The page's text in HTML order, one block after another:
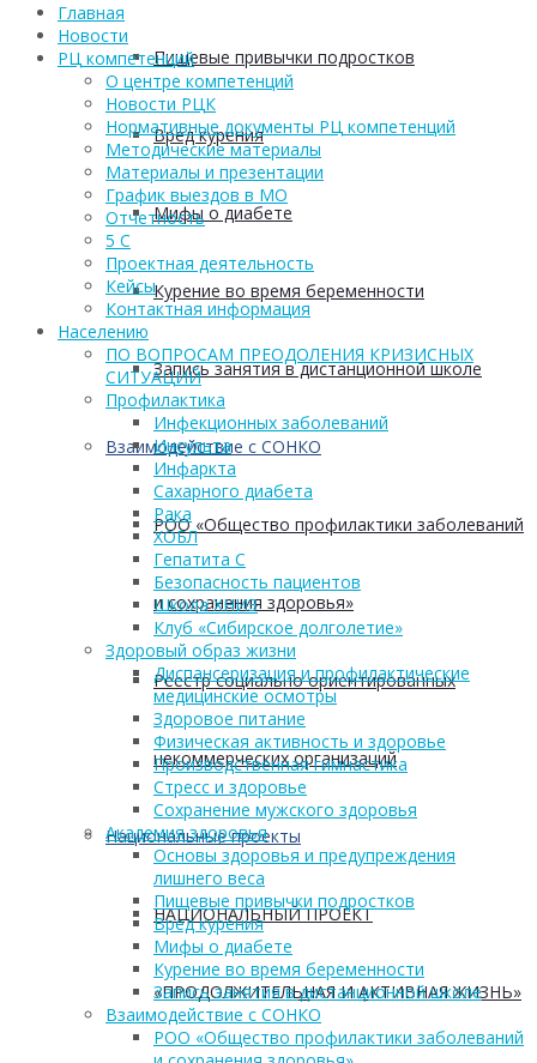
Пищевые привычки подростков
Вред курения
Мифы о диабете
Курение во время беременности
Запись занятия в дистанционной школе
Взаимодействие с СОНКО
РОО «Общество профилактики заболеваний
и сохранения здоровья»
Реестр социально ориентированных
некоммерческих организаций
Национальные проекты
НАЦИОНАЛЬНЫЙ ПРОЕКТ
«ПРОДОЛЖИТЕЛЬНАЯ И АКТИВНАЯ ЖИЗНЬ»
Главная
Новости
РЦ компетенций
О центре компетенций
Новости РЦК
Нормативные документы РЦ компетенций
Методические материалы
Материалы и презентации
График выездов в МО
Отчетность
5 С
Проектная деятельность
Кейсы
Контактная информация
Населению
ПО ВОПРОСАМ ПРЕОДОЛЕНИЯ КРИЗИСНЫХ
СИТУАЦИЙ
Профилактика
Инфекционных заболеваний
Инсульта
Инфаркта
Сахарного диабета
Рака
ХОБЛ
Гепатита С
Безопасность пациентов
Школа ХНИЗ
Клуб «Сибирское долголетие»
Здоровый образ жизни
Диспансеризация и профилактические
медицинские осмотры
Здоровое питание
Физическая активность и здоровье
Производственная гимнастика
Стресс и здоровье
Сохранение мужского здоровья
Академия здоровья
Основы здоровья и предупреждения
лишнего веса
Пищевые привычки подростков
Вред курения
Мифы о диабете
Курение во время беременности
Запись занятия в дистанционной школе
Взаимодействие с СОНКО
РОО «Общество профилактики заболеваний